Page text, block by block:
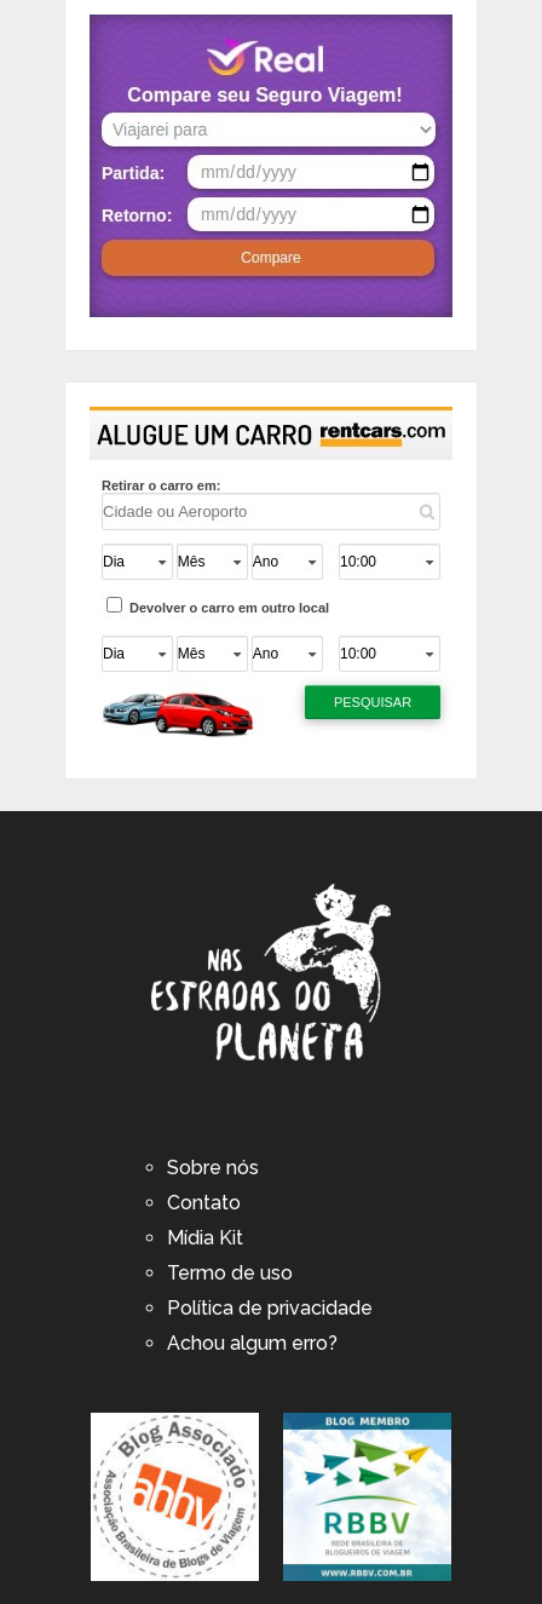
Sobre nós
Contato
Mídia Kit
Termo de uso
Política de privacidade
Achou algum erro?